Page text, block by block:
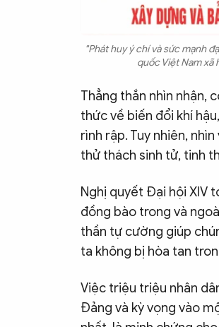
"Phát huy ý chí và sức mạnh
quốc Việt Nam xã
Thẳng thắn nhìn nhận,
thức về biến đổi khí
rình rập. Tuy nhiên,
thử thách sinh tử, tinh
Nghị quyết Đại hội XIV
đồng bào trong và
thần tự cường giúp
ta không bị hòa tan
Việc triệu triệu nhân
Đảng và kỳ vọng vào